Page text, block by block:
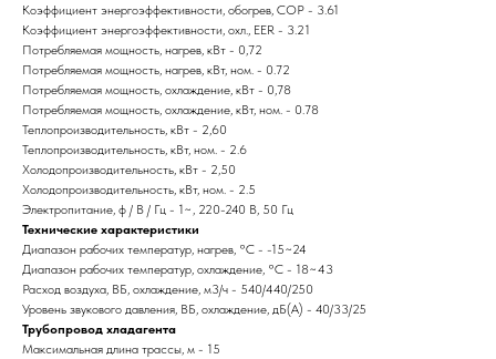
Коэффициент энергоэффективности, обогрев, COP - 3.61
Коэффициент энергоэффективности, охл., EER - 3.21
Потребляемая мощность, нагрев, кВт - 0,72
Потребляемая мощность, нагрев, кВт, ном. - 0.72
Потребляемая мощность, охлаждение, кВт - 0,78
Потребляемая мощность, охлаждение, кВт, ном. - 0.78
Теплопроизводительность, кВт - 2,60
Теплопроизводительность, кВт, ном. - 2.6
Холодопроизводительность, кВт - 2,50
Холодопроизводительность, кВт, ном. - 2.5
Электропитание, ф / В / Гц - 1~, 220-240 В, 50 Гц
Технические характеристики
Диапазон рабочих температур, нагрев, °C - -15~24
Диапазон рабочих температур, охлаждение, °C - 18~43
Расход воздуха, ВБ, охлаждение, м3/ч - 540/440/250
Уровень звукового давления, ВБ, охлаждение, дБ(А) - 40/33/25
Трубопровод хладагента
Максимальная длина трассы, м - 15